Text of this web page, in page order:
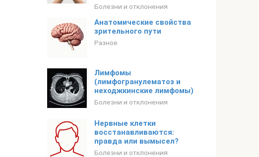
Болезни и отклонения
Анатомические свойства
зрительного пути
Разное
Лимфомы
(лимфогранулематоз и
неходжкинские лимфомы)
Болезни и отклонения
Нервные клетки
восстанавливаются:
правда или вымысел?
Болезни и отклонения